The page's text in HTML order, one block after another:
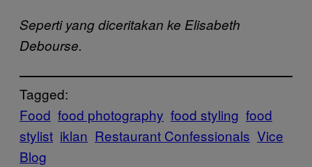
Seperti yang diceritakan ke Elisabeth
Debourse.
Tagged:
Food food photography food styling food
stylist iklan Restaurant Confessionals Vice
Blog